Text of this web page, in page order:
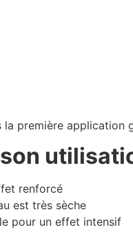
première
renforcé
est très sèche
pour un effet intensif